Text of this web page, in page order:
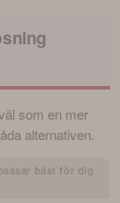
som en mer
alternativen.
bäst för dig